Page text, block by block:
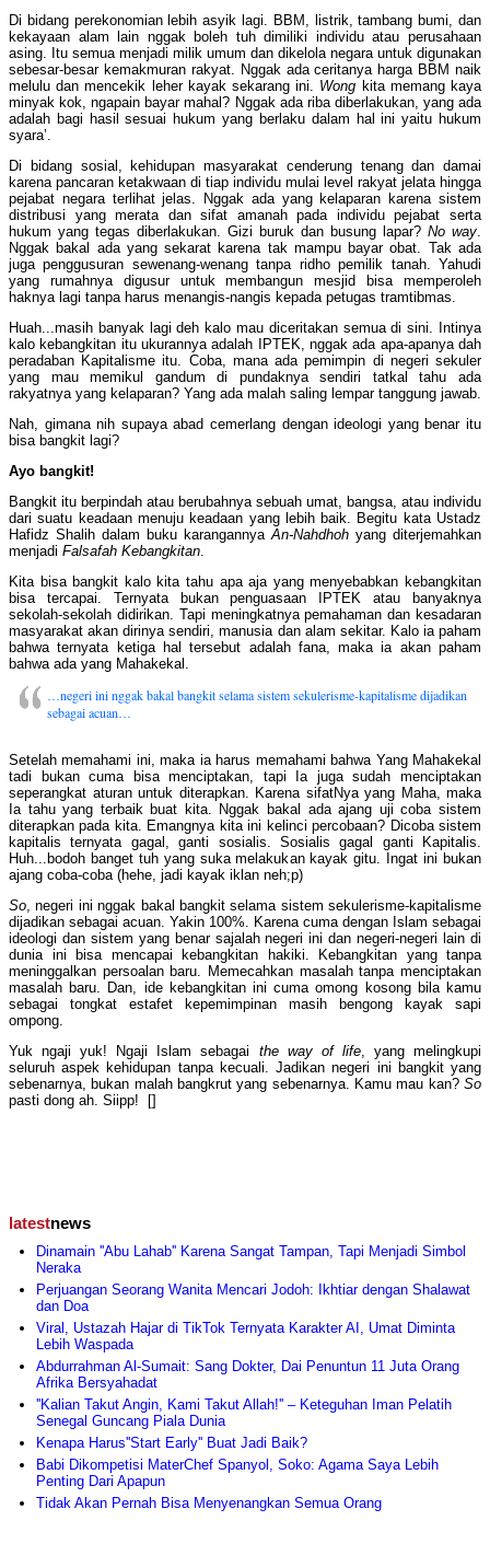
Di bidang perekonomian lebih asyik lagi. BBM, listrik, tambang bumi, dan
kekayaan alam lain nggak boleh tuh dimiliki individu atau perusahaan
asing. Itu semua menjadi milik umum dan dikelola negara untuk digunakan
sebesar-besar kemakmuran rakyat. Nggak ada ceritanya harga BBM naik
melulu dan mencekik leher kayak sekarang ini. Wong kita memang kaya
minyak kok, ngapain bayar mahal? Nggak ada riba diberlakukan, yang ada
adalah bagi hasil sesuai hukum yang berlaku dalam hal ini yaitu hukum
syara’.
Di bidang sosial, kehidupan masyarakat cenderung tenang dan damai
karena pancaran ketakwaan di tiap individu mulai level rakyat jelata hingga
pejabat negara terlihat jelas. Nggak ada yang kelaparan karena sistem
distribusi yang merata dan sifat amanah pada individu pejabat serta
hukum yang tegas diberlakukan. Gizi buruk dan busung lapar? No way.
Nggak bakal ada yang sekarat karena tak mampu bayar obat. Tak ada
juga penggusuran sewenang-wenang tanpa ridho pemilik tanah. Yahudi
yang rumahnya digusur untuk membangun mesjid bisa memperoleh
haknya lagi tanpa harus menangis-nangis kepada petugas tramtibmas.
Huah...masih banyak lagi deh kalo mau diceritakan semua di sini. Intinya
kalo kebangkitan itu ukurannya adalah IPTEK, nggak ada apa-apanya dah
peradaban Kapitalisme itu. Coba, mana ada pemimpin di negeri sekuler
yang mau memikul gandum di pundaknya sendiri tatkal tahu ada
rakyatnya yang kelaparan? Yang ada malah saling lempar tanggung jawab.
Nah, gimana nih supaya abad cemerlang dengan ideologi yang benar itu
bisa bangkit lagi?
Ayo bangkit!
Bangkit itu berpindah atau berubahnya sebuah umat, bangsa, atau individu
dari suatu keadaan menuju keadaan yang lebih baik. Begitu kata Ustadz
Hafidz Shalih dalam buku karangannyaAn-Nahdhoh yang diterjemahkan
menjadi Falsafah Kebangkitan.
Kita bisa bangkit kalo kita tahu apa aja yang menyebabkan kebangkitan
bisa tercapai. Ternyata bukan penguasaan IPTEK atau banyaknya
sekolah-sekolah didirikan. Tapi meningkatnya pemahaman dan kesadaran
masyarakat akan dirinya sendiri, manusia dan alam sekitar. Kalo ia paham
bahwa ternyata ketiga hal tersebut adalah fana, maka ia akan paham
bahwa ada yang Mahakekal.
…negeri ini nggak bakal bangkit selama sistem sekulerisme-kapitalisme dijadikan
sebagai acuan…
Setelah memahami ini, maka ia harus memahami bahwa Yang Mahakekal
tadi bukan cuma bisa menciptakan, tapi Ia juga sudah menciptakan
seperangkat aturan untuk diterapkan. Karena sifatNya yang Maha, maka
Ia tahu yang terbaik buat kita. Nggak bakal ada ajang uji coba sistem
diterapkan pada kita. Emangnya kita ini kelinci percobaan? Dicoba sistem
kapitalis ternyata gagal, ganti sosialis. Sosialis gagal ganti Kapitalis.
Huh...bodoh banget tuh yang suka melakukan kayak gitu. Ingat ini bukan
ajang coba-coba (hehe, jadi kayak iklan neh;p)
So, negeri ini nggak bakal bangkit selama sistem sekulerisme-kapitalisme
dijadikan sebagai acuan. Yakin 100%. Karena cuma dengan Islam sebagai
ideologi dan sistem yang benar sajalah negeri ini dan negeri-negeri lain di
dunia ini bisa mencapai kebangkitan hakiki. Kebangkitan yang tanpa
meninggalkan persoalan baru. Memecahkan masalah tanpa menciptakan
masalah baru. Dan, ide kebangkitan ini cuma omong kosong bila kamu
sebagai tongkat estafet kepemimpinan masih bengong kayak sapi
ompong.
Yuk ngaji yuk! Ngaji Islam sebagai the way of life, yang melingkupi
seluruh aspek kehidupan tanpa kecuali. Jadikan negeri ini bangkit yang
sebenarnya, bukan malah bangkrut yang sebenarnya. Kamu mau kan? So
pasti dong ah. Siipp! []
latestnews
Dinamain ''Abu Lahab'' Karena Sangat Tampan, Tapi Menjadi Simbol
Neraka
Perjuangan Seorang Wanita Mencari Jodoh: Ikhtiar dengan Shalawat
dan Doa
Viral, Ustazah Hajar di TikTok Ternyata Karakter AI, Umat Diminta
Lebih Waspada
Abdurrahman Al-Sumait: Sang Dokter, Dai Penuntun 11 Juta Orang
Afrika Bersyahadat
''Kalian Takut Angin, Kami Takut Allah!'' – Keteguhan Iman Pelatih
Senegal Guncang Piala Dunia
Kenapa Harus''Start Early'' Buat Jadi Baik?
Babi Dikompetisi MaterChef Spanyol, Soko: Agama Saya Lebih
Penting Dari Apapun
Tidak Akan Pernah Bisa Menyenangkan Semua Orang